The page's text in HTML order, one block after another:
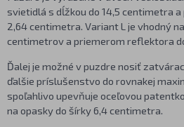
svietidlá s dĺžkou do 14,5 centimetra
2,64 centimetra. Variant L je vhodný
centimetrov a priemerom reflektora
Ďalej je možné v puzdre nosiť
ďalšie príslušenstvo do rovnakej
spoľahlivo upevňuje oceľovou
na opasky do šírky 6,4 centimetra.